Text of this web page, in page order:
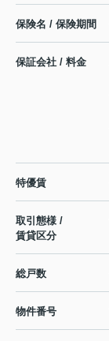
保険名 / 保険期間
保証会社 / 料金
特優賃
取引態様 /
賃貸区分
総戸数
物件番号